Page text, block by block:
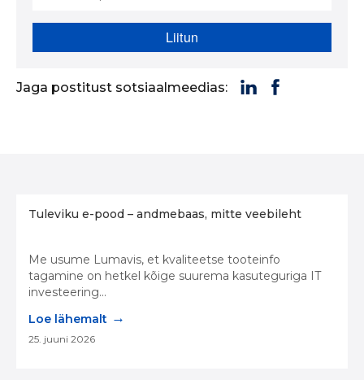
Jaga postitust sotsiaalmeedias:
Tuleviku e-pood – andmebaas, mitte veebileht
Me usume Lumavis, et kvaliteetse tooteinfo
tagamine on hetkel kõige suurema kasuteguriga IT
investeering...
Loe lähemalt →
25. juuni 2026